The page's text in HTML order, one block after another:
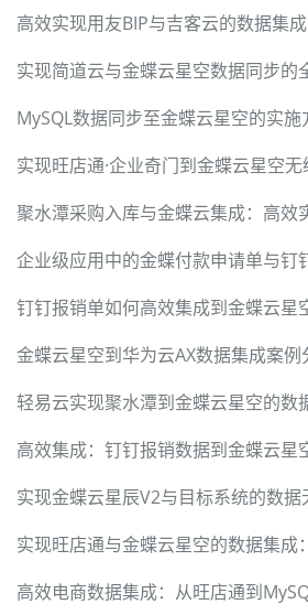
高效实现用友BIP与吉客云的数据集成
实现简道云与金蝶云星空数据同步的
MySQL数据同步至金蝶云星空的实施
聚水潭采购入库与金蝶云集成：高效
企业级应用中的金蝶付款申请单与钉
钉钉报销单如何高效集成到金蝶云星
金蝶云星空到华为云AX数据集成案例
轻易云实现聚水潭到金蝶云星空的数
高效集成：钉钉报销数据到金蝶云星
实现金蝶云星辰V2与目标系统的数据
高效电商数据集成：从旺店通到